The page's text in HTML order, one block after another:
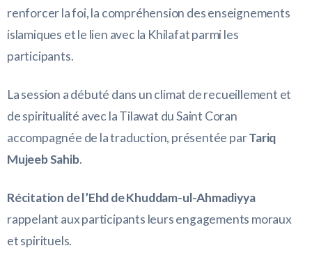
renforcer la foi, la compréhension des enseignements
islamiques et le lien avec la Khilafat parmi les
participants.
La session a débuté dans un climat de recueillement et
de spiritualité avec la Tilawat du Saint Coran
accompagnée de la traduction, présentée parTariq
Mujeeb Sahib.
Récitation de l’Ehd de Khuddam-ul-Ahmadiyya
rappelant aux participants leurs engagements moraux
et spirituels.